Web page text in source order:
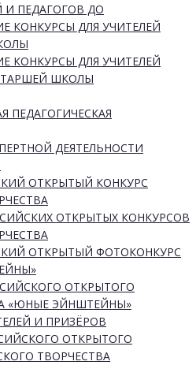
И ПЕДАГОГОВ ДО
КОНКУРСЫ ДЛЯ УЧИТЕЛЕЙ
КОНКУРСЫ ДЛЯ УЧИТЕЛЕЙ
ШКОЛЫ
ПЕДАГОГИЧЕСКАЯ
ДЕЯТЕЛЬНОСТИ
ОТКРЫТЫЙ КОНКУРС
ОТКРЫТЫХ КОНКУРСОВ
ОТКРЫТЫЙ ФОТОКОНКУРС
ОТКРЫТОГО
«ЮНЫЕ ЭЙНШТЕЙНЫ»
И ПРИЗЁРОВ
ОТКРЫТОГО
ТВОРЧЕСТВА